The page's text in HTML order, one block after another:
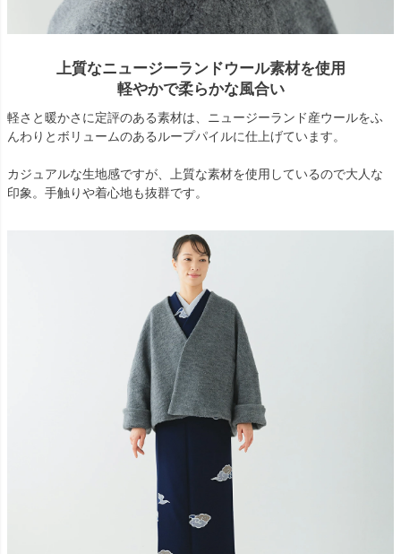
上質なニュージーランドウール素材を使用
軽やかで柔らかな風合い
軽さと暖かさに定評のある素材は、ニュージーランド産ウールをふ
んわりとボリュームのあるループパイルに仕上げています。
カジュアルな生地感ですが、上質な素材を使用しているので大人な
印象。手触りや着心地も抜群です。